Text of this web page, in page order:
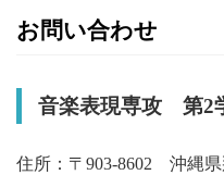
お問い合わせ
音楽表現専攻 第2
住所：〒903-8602 沖縄